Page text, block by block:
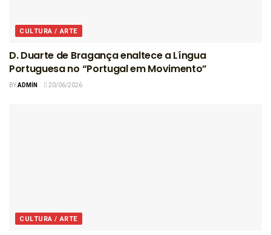
CULTURA / ARTE
D. Duarte de Bragança enaltece a Língua
Portuguesa no “Portugal em Movimento”
BYADMIN 20/06/2026
CULTURA / ARTE